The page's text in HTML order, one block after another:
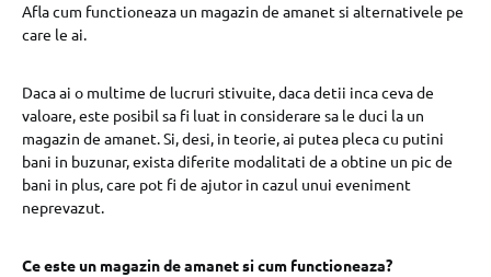
Afla cum functioneaza un magazin de amanet si alternativele pe
care le ai.
Daca ai o multime de lucruri stivuite, daca detii inca ceva de
valoare, este posibil sa fi luat in considerare sa le duci la un
magazin de amanet. Si, desi, in teorie, ai putea pleca cu putini
bani in buzunar, exista diferite modalitati de a obtine un pic de
bani in plus, care pot fi de ajutor in cazul unui eveniment
neprevazut.
Ce este un magazin de amanet si cum functioneaza?